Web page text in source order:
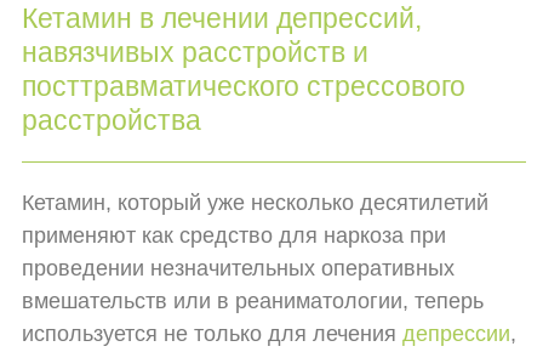
Кетамин в лечении депрессий,
навязчивых расстройств и
посттравматического стрессового
расстройства
Кетамин, который уже несколько десятилетий
применяют как средство для наркоза при
проведении незначительных оперативных
вмешательств или в реаниматологии, теперь
используется не только для лечения депрессии,